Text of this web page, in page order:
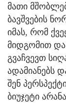
მათი
ბავშვების
იმას, რომ
მიდგომით
გვაჩვევთ
ადამიანებს
შენ
ბიუჯეტი